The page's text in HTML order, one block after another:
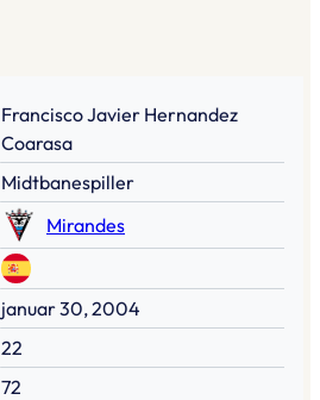
Francisco Javier Hernandez
Coarasa
Midtbanespiller
Mirandes
januar 30, 2004
22
72